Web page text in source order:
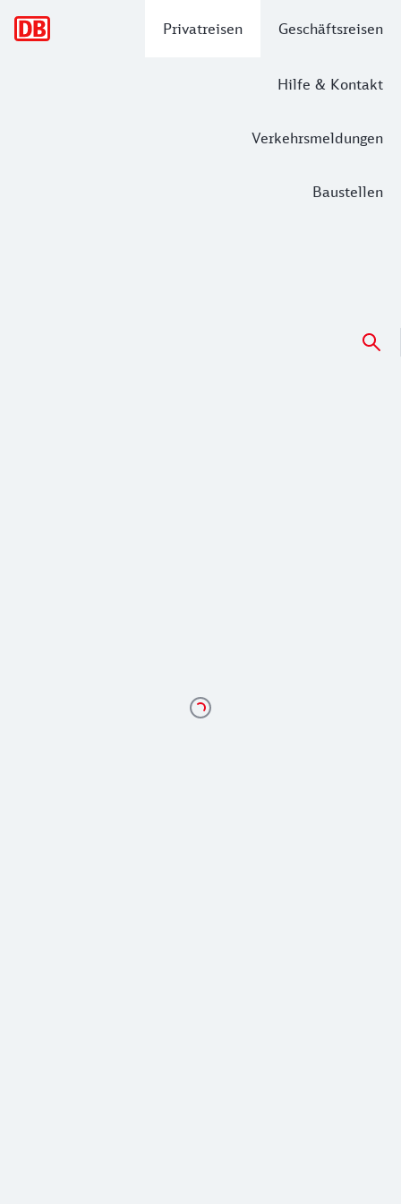
Privatreisen Geschäftsreisen
Hilfe & Kontakt
Verkehrsmeldungen
Baustellen